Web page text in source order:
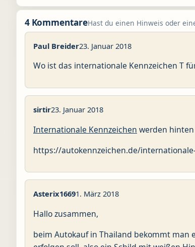
4 KommentareHast du einen Hinweis oder
Paul Breider23. Januar 2018
Wo ist das internationale Kennzeichen T
sirtir23. Januar 2018
Internationale Kennzeichen werden
https://autokennzeichen.de/
Asterix16691. März 2018
Hallo zusammen,
beim Autokauf in Thailand bekommt man